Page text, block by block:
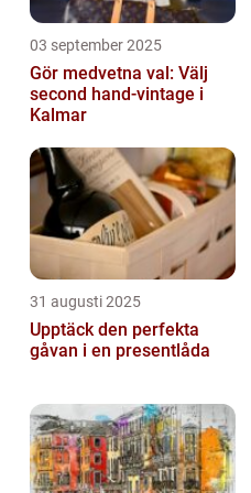
03 september 2025
Gör medvetna val: Välj
second hand-vintage i
Kalmar
31 augusti 2025
Upptäck den perfekta
gåvan i en presentlåda